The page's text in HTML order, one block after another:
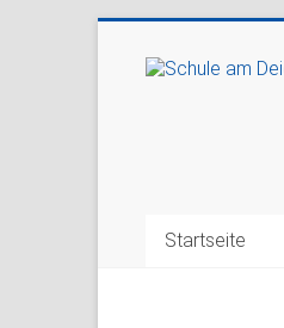
springen
Startseite